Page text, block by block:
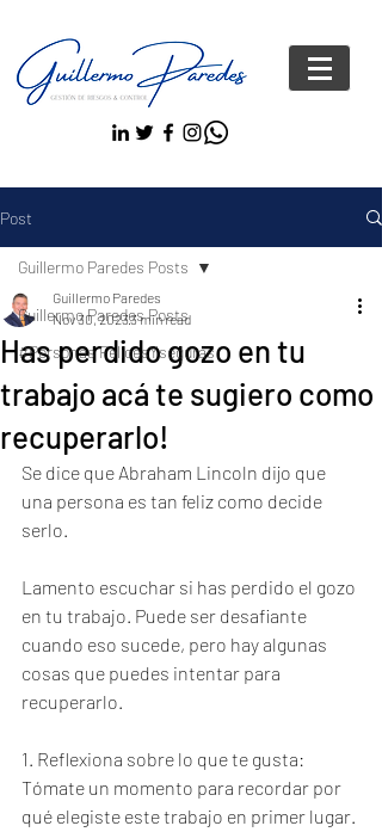
Post
Guillermo Paredes Posts
#Personas FelicesYseguras
Guillermo Paredes Posts
Has perdido gozo en tu
trabajo acá te sugiero como
recuperarlo!
Guillermo Paredes
Nov 30, 20233 min read
Se dice que Abraham Lincoln dijo que
una persona es tan feliz como decide
serlo.
Lamento escuchar si has perdido el gozo
en tu trabajo. Puede ser desafiante
cuando eso sucede, pero hay algunas
cosas que puedes intentar para
recuperarlo.
1. Reflexiona sobre lo que te gusta:
Tómate un momento para recordar por
qué elegiste este trabajo en primer lugar.